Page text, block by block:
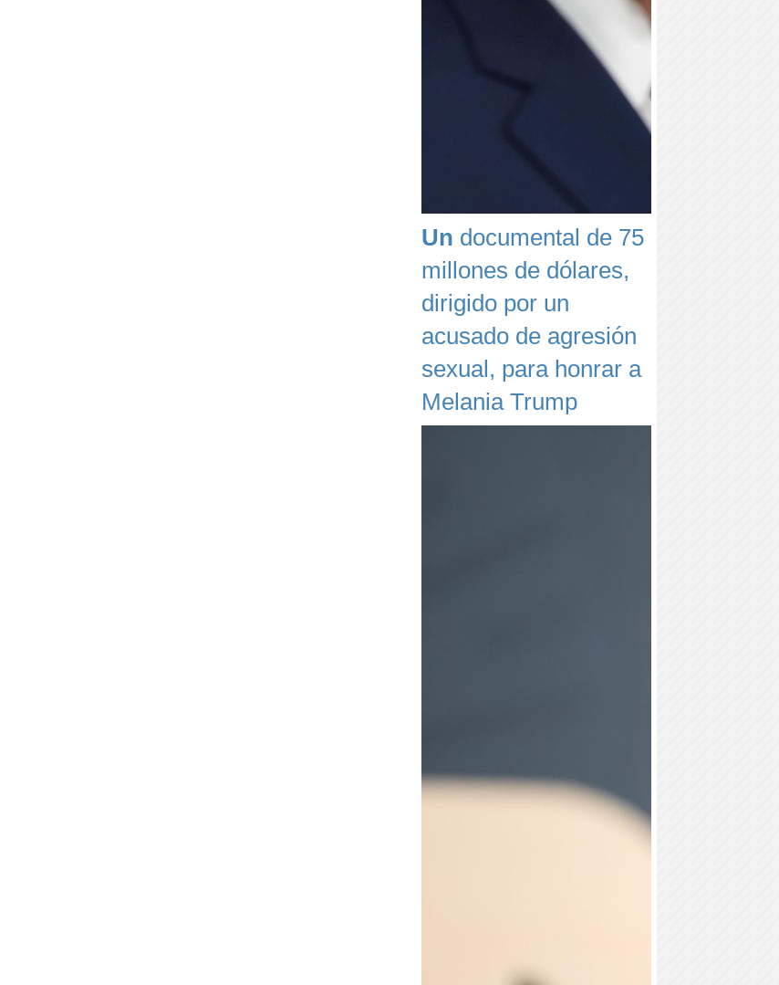
Un documental de 75
millones de dólares,
dirigido por un
acusado de agresión
sexual, para honrar a
Melania Trump